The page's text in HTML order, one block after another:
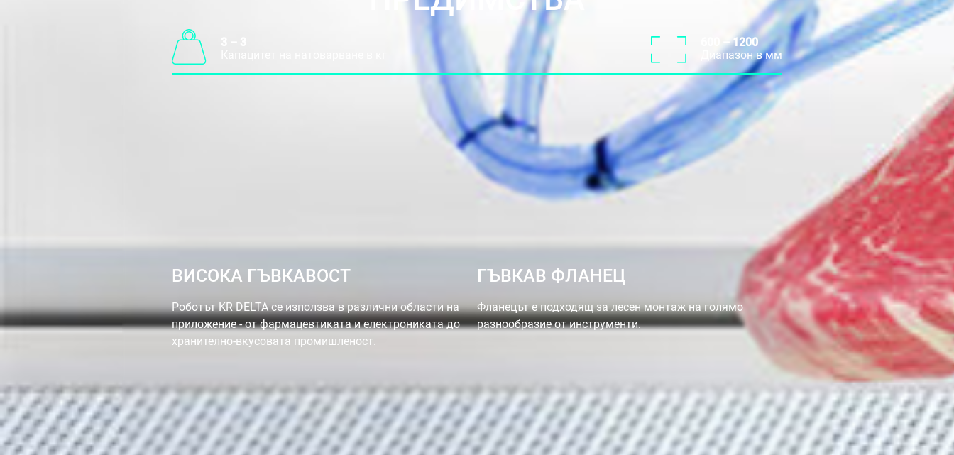
600 – 1200
Диапазон в мм
ВИСОКА ГЪВКАВОСТ
Роботът KR DELTA се използва в различни области на
приложение - от фармацевтиката и електрониката до
хранително-вкусовата промишленост.
ГЪВКАВ ФЛАНЕЦ
Фланецът е подходящ за лесен монтаж на голямо
разнообразие от инструменти.